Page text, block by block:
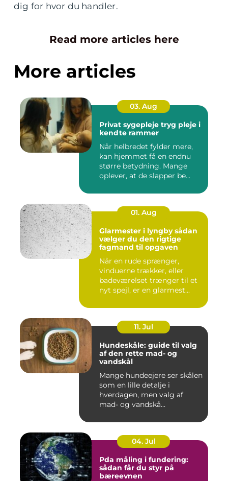
dig for hvor du handler.
Read more articles here
More articles
03. Aug
Privat sygepleje tryg pleje i
kendte rammer
Når helbredet fylder mere,
kan hjemmet få en endnu
større betydning. Mange
oplever, at de slapper be...
01. Aug
Glarmester i lyngby sådan
vælger du den rigtige
fagmand til opgaven
Når en rude sprænger,
vinduerne trækker, eller
badeværelset trænger til et
nyt spejl, er en glarmest...
11. Jul
Hundeskåle: guide til valg
af den rette mad- og
vandskål
Mange hundeejere ser skålen
som en lille detalje i
hverdagen, men valg af
mad- og vandskå...
04. Jul
Pda måling i fundering:
sådan får du styr på
bæreevnen